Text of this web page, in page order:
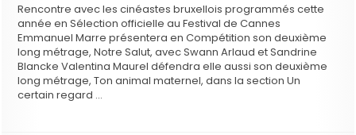
Rencontre avec les cinéastes bruxellois programmés cette
année en Sélection officielle au Festival de Cannes
Emmanuel Marre présentera en Compétition son deuxième
long métrage, Notre Salut, avec Swann Arlaud et Sandrine
Blancke Valentina Maurel défendra elle aussi son deuxième
long métrage, Ton animal maternel, dans la section Un
certain regard …